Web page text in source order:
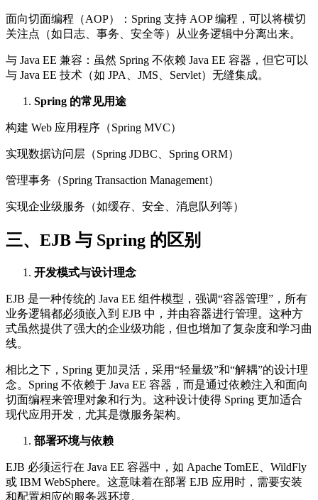
面向切面编程（AOP）：Spring 支持 AOP 编程，可以将横切
关注点（如日志、事务、安全等）从业务逻辑中分离出来。
与 Java EE 兼容：虽然 Spring 不依赖 Java EE 容器，但它可以
与 Java EE 技术（如 JPA、JMS、Servlet）无缝集成。
Spring 的常见用途
构建 Web 应用程序（Spring MVC）
实现数据访问层（Spring JDBC、Spring ORM）
管理事务（Spring Transaction Management）
实现企业级服务（如缓存、安全、消息队列等）
三、EJB 与 Spring 的区别
开发模式与设计理念
EJB 是一种传统的 Java EE 组件模型，强调“容器管理”，所有
业务逻辑都必须嵌入到 EJB 中，并由容器进行管理。这种方
式虽然提供了强大的企业级功能，但也增加了复杂度和学习曲
线。
相比之下，Spring 更加灵活，采用“轻量级”和“解耦”的设计理
念。Spring 不依赖于 Java EE 容器，而是通过依赖注入和面向
切面编程来管理对象和行为。这种设计使得 Spring 更加适合
现代应用开发，尤其是微服务架构。
部署环境与依赖
EJB 必须运行在 Java EE 容器中，如 Apache TomEE、WildFly
或 IBM WebSphere。这意味着在部署 EJB 应用时，需要安装
和配置相应的服务器环境。